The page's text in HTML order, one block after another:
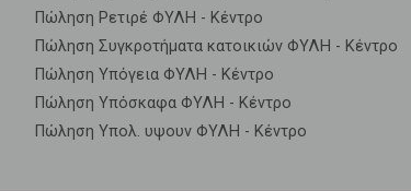
Πώληση Ρετιρέ ΦΥΛΗ - Κέντρο
Πώληση Συγκροτήματα κατοικιών ΦΥΛΗ - Κέντρο
Πώληση Υπόγεια ΦΥΛΗ - Κέντρο
Πώληση Υπόσκαφα ΦΥΛΗ - Κέντρο
Πώληση Υπολ. υψουν ΦΥΛΗ - Κέντρο